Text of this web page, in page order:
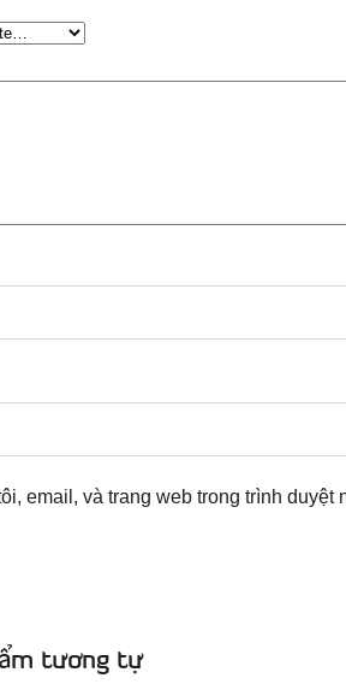
email, và trang web trong trình duyệt
tương tự